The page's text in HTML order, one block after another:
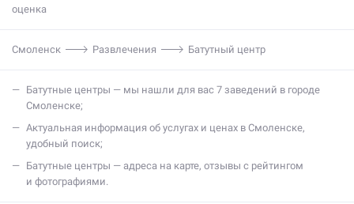
оценка
Смоленск Развлечения Батутный центр
батутные центры — мы нашли для вас 7 заведений в городе
Смоленске;
актуальная информация об услугах и ценах в Смоленске,
удобный поиск;
батутные центры — адреса на карте, отзывы с рейтингом
и фотографиями.